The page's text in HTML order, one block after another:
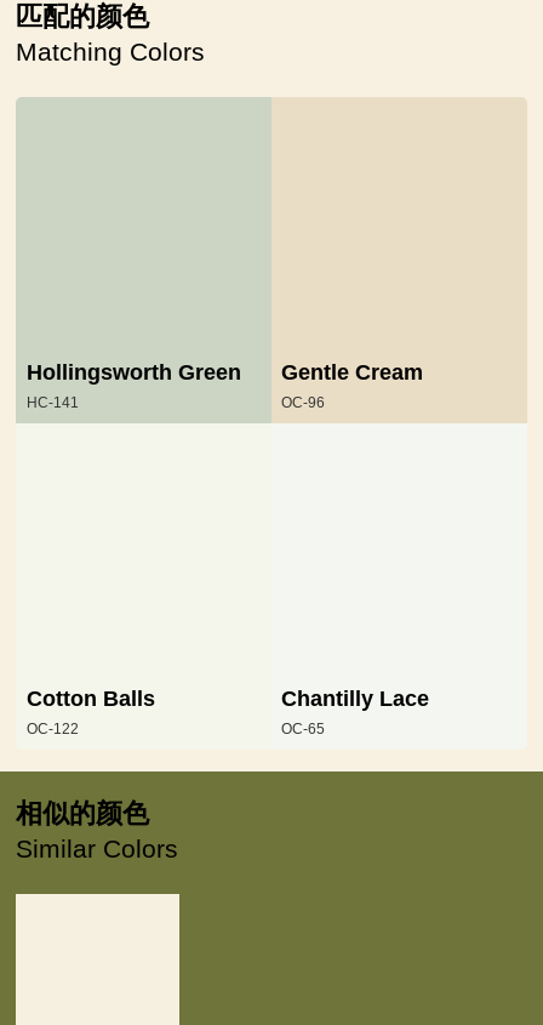
匹配的颜色
Matching Colors
Hollingsworth Green
HC-141
Gentle Cream
OC-96
Cotton Balls
OC-122
Chantilly Lace
OC-65
相似的颜色
Similar Colors